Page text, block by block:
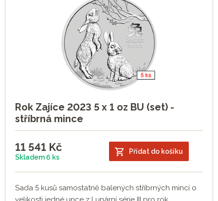
Rok Zajíce 2023 5 x 1 oz BU (set) -
stříbrná mince
11 541 Kč
Skladem 6 ks
Přidat do košíku
Sada 5 kusů samostatně balených stříbrných mincí o